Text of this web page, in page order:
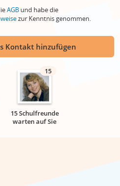
AGB und habe die
zur Kenntnis genommen.
Kontakt hinzufügen
15
15 Schulfreunde
warten auf Sie